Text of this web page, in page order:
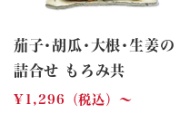
茄子･胡瓜･大根･生姜の
詰合せ もろみ共
¥1,296（税込）〜